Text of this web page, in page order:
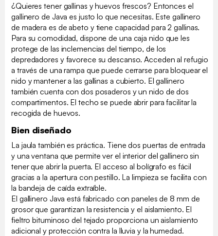
¿Quieres tener gallinas y huevos frescos? Entonces el
gallinero de Java es justo lo que necesitas. Este gallinero
de madera es de abeto y tiene capacidad para 2 gallinas.
Para su comodidad, dispone de una caja nido que les
protege de las inclemencias del tiempo, de los
depredadores y favorece su descanso. Acceden al refugio
a través de una rampa que puede cerrarse para bloquear el
nido y mantener a las gallinas a cubierto. El gallinero
también cuenta con dos posaderos y un nido de dos
compartimentos. El techo se puede abrir para facilitar la
recogida de huevos.
Bien diseñado
La jaula también es práctica. Tiene dos puertas de entrada
y una ventana que permite ver el interior del gallinero sin
tener que abrir la puerta. El acceso al bolígrafo es fácil
gracias a la apertura con pestillo. La limpieza se facilita con
la bandeja de caída extraíble.
El gallinero Java está fabricado con paneles de 8 mm de
grosor que garantizan la resistencia y el aislamiento. El
fieltro bituminoso del tejado proporciona un aislamiento
adicional y protección contra la lluvia y la humedad.